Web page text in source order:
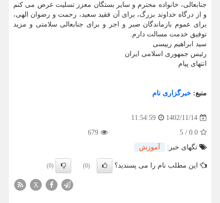
جنابعالی، خانواده محترم و سایر بستگان معزز تسلیت عرض می کنم
و از درگاه خداوند بزرگ، برای آن فقید سعید، رحمت و رضوان الهی،
برای عموم بازماندگان صبر و اجر و برای جنابعالی سلامتی و مزید
توفیق خدمت مسالت دارم.
سید ابراهیم رییسی
رئیس جمهوری اسلامی ایران
انتهای پیام
منبع: خبرگزاری نام
1402/11/14
11:54:59
0.0
/
5
679
تگهای خبر:
آموزش
این مطلب نام را می پسندید؟ (0)
(0)
X